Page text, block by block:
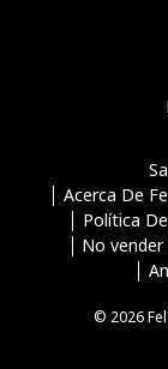
Acerca De
Política
No
© 2026